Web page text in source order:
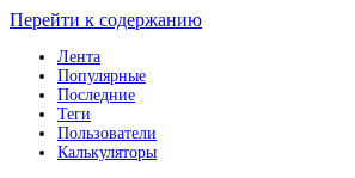
Перейти к содержанию
Лента
Популярные
Последние
Теги
Пользователи
Калькуляторы